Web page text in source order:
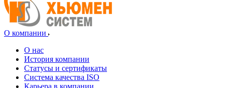
О компании
О нас
История компании
Статусы и сертификаты
Система качества ISO
Карьера в компании